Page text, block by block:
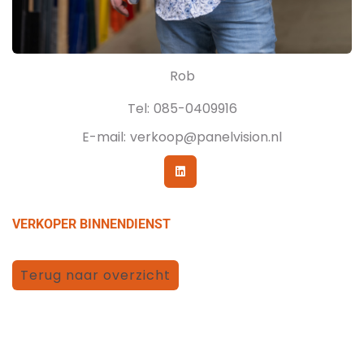
Rob
Tel: 085-0409916
E-mail: verkoop@panelvision.nl
VERKOPER BINNENDIENST
Terug naar overzicht